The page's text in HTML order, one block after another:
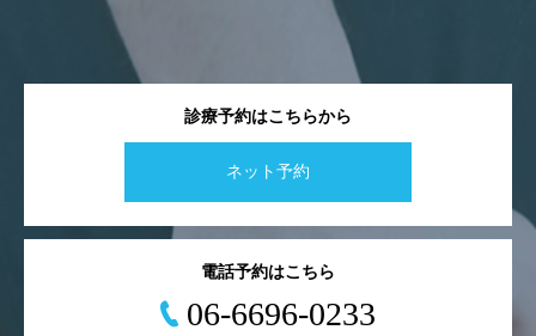
診療予約はこちらから
ネット予約
電話予約はこちら
06-6696-0233